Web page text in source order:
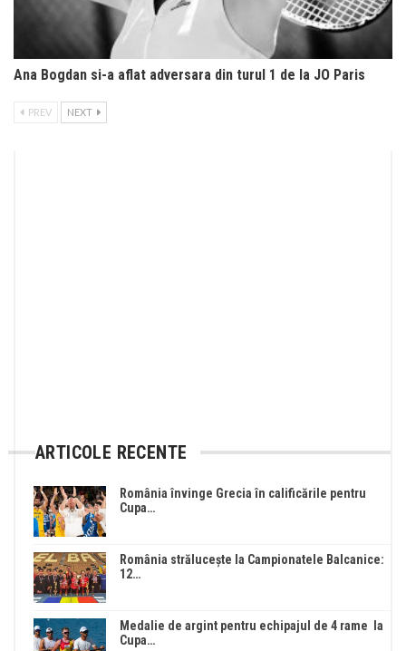
Ana Bogdan si-a aflat adversara din turul 1 de la JO Paris
PREV NEXT
ARTICOLE RECENTE
România învinge Grecia în calificările pentru
Cupa…
România strălucește la Campionatele Balcanice:
12…
Medalie de argint pentru echipajul de 4 rame la
Cupa…